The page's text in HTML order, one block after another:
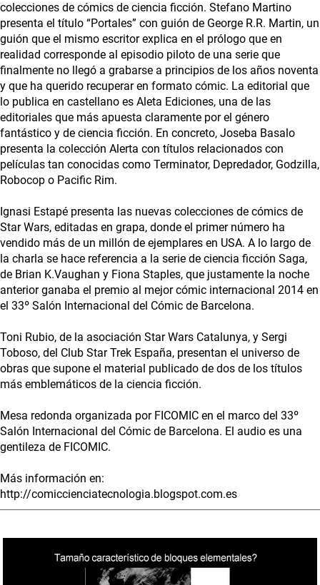
colecciones de cómics de ciencia ficción. Stefano Martino
presenta el título “Portales” con guión de George R.R. Martin, un
guión que el mismo escritor explica en el prólogo que en
realidad corresponde al episodio piloto de una serie que
finalmente no llegó a grabarse a principios de los años noventa
y que ha querido recuperar en formato cómic. La editorial que
lo publica en castellano es Aleta Ediciones, una de las
editoriales que más apuesta claramente por el género
fantástico y de ciencia ficción. En concreto, Joseba Basalo
presenta la colección Alerta con títulos relacionados con
películas tan conocidas como Terminator, Depredador, Godzilla,
Robocop o Pacific Rim.
Ignasi Estapé presenta las nuevas colecciones de cómics de
Star Wars, editadas en grapa, donde el primer número ha
vendido más de un millón de ejemplares en USA. A lo largo de
la charla se hace referencia a la serie de ciencia ficción Saga,
de Brian K.Vaughan y Fiona Staples, que justamente la noche
anterior ganaba el premio al mejor cómic internacional 2014 en
el 33º Salón Internacional del Cómic de Barcelona.
Toni Rubio, de la asociación Star Wars Catalunya, y Sergi
Toboso, del Club Star Trek España, presentan el universo de
obras que supone el material publicado de dos de los títulos
más emblemáticos de la ciencia ficción.
Mesa redonda organizada por FICOMIC en el marco del 33º
Salón Internacional del Cómic de Barcelona. El audio es una
gentileza de FICOMIC.
Más información en:
http://comiccienciatecnologia.blogspot.com.es